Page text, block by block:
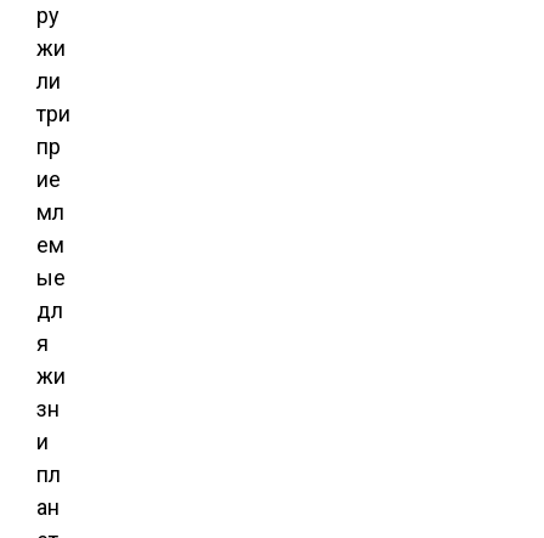
ру
жи
ли
три
пр
ие
мл
ем
ые
дл
я
жи
зн
и
пл
ан